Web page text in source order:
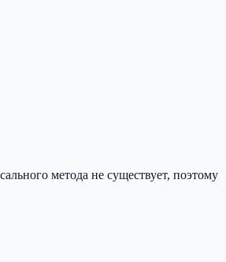
метода не существует, поэтому